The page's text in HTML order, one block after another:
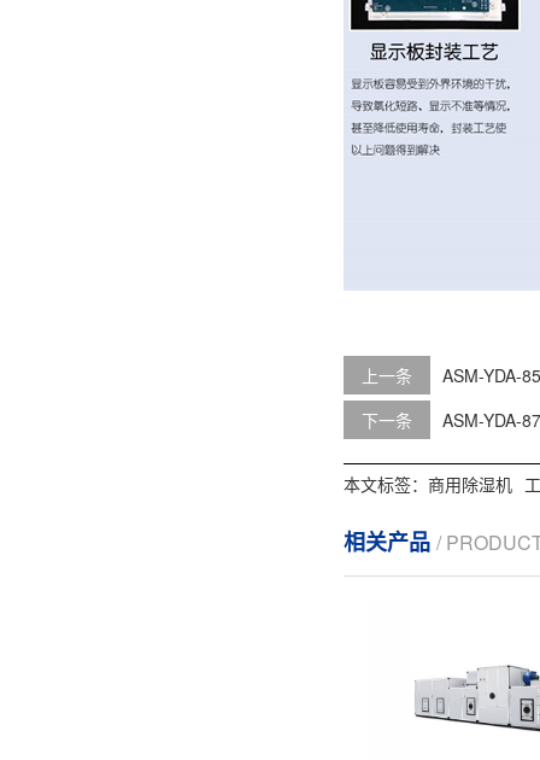
上一条
ASM-YDA-
下一条
ASM-YDA-
本文标签： 商用除湿机
相关产品 /